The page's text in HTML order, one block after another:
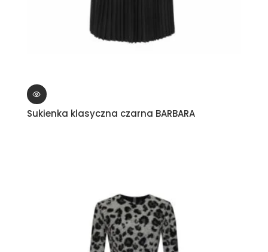
Sukienka klasyczna czarna BARBARA